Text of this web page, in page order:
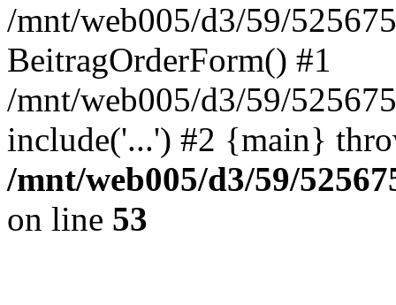
/mnt/web005/d3/59/
BeitragOrderForm() #1
/mnt/web005/d3/59/
include('...') #2 {main}
/mnt/web005/d3/59/
on line 53